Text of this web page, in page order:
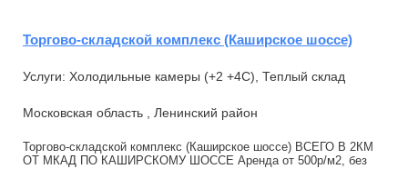
Торгово-складской комплекс (Каширское шоссе)
Услуги: Холодильные камеры (+2 +4С), Теплый склад
Московская область , Ленинский район
Торгово-складской комплекс (Каширское шоссе) ВСЕГО В 2КМ
ОТ МКАД ПО КАШИРСКОМУ ШОССЕ Аренда от 500р/м2, без